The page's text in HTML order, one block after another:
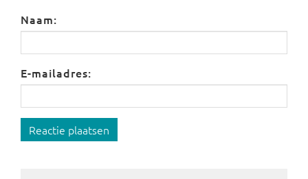
Naam:
E-mailadres:
Reactie plaatsen